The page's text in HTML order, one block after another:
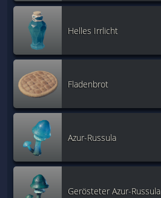
Helles Irrlicht
Fladenbrot
Azur-Russula
Gerösteter Azur-Russula